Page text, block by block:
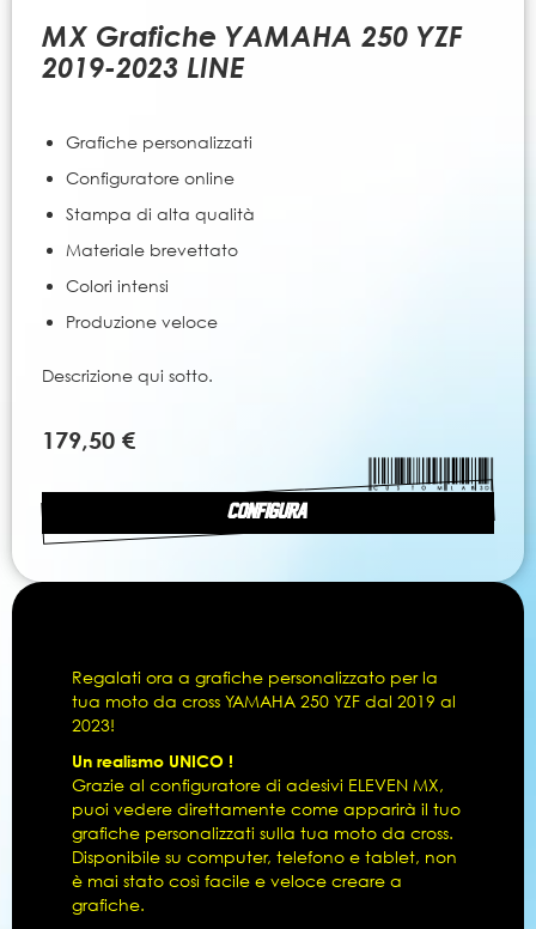
MX Grafiche YAMAHA 250 YZF
2019-2023 LINE
Grafiche personalizzati
Configuratore online
Stampa di alta qualità
Materiale brevettato
Colori intensi
Produzione veloce
Descrizione qui sotto.
CONFIGURA
179,50 €
della
galleria
Regalati ora a grafiche personalizzato per la
tua moto da cross YAMAHA 250 YZF dal 2019 al
2023!
Un realismo UNICO !
Grazie al configuratore di adesivi ELEVEN MX,
puoi vedere direttamente come apparirà il tuo
grafiche personalizzati sulla tua moto da cross.
Disponibile su computer, telefono e tablet, non
è mai stato così facile e veloce creare a
grafiche.